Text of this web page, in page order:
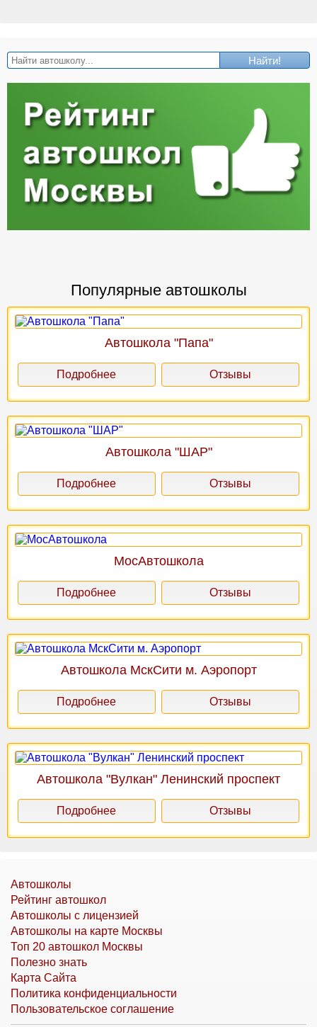
Найти!
Популярные автошколы
Автошкола "Папа"
Подробнее Отзывы
Автошкола "ШАР"
Подробнее Отзывы
МосАвтошкола
Подробнее Отзывы
Автошкола МскСити м. Аэропорт
Подробнее Отзывы
Автошкола "Вулкан" Ленинский проспект
Подробнее Отзывы
Автошколы
Рейтинг автошкол
Автошколы с лицензией
Автошколы на карте Москвы
Топ 20 автошкол Москвы
Полезно знать
Карта Сайта
Политика конфиденциальности
Пользовательское соглашение